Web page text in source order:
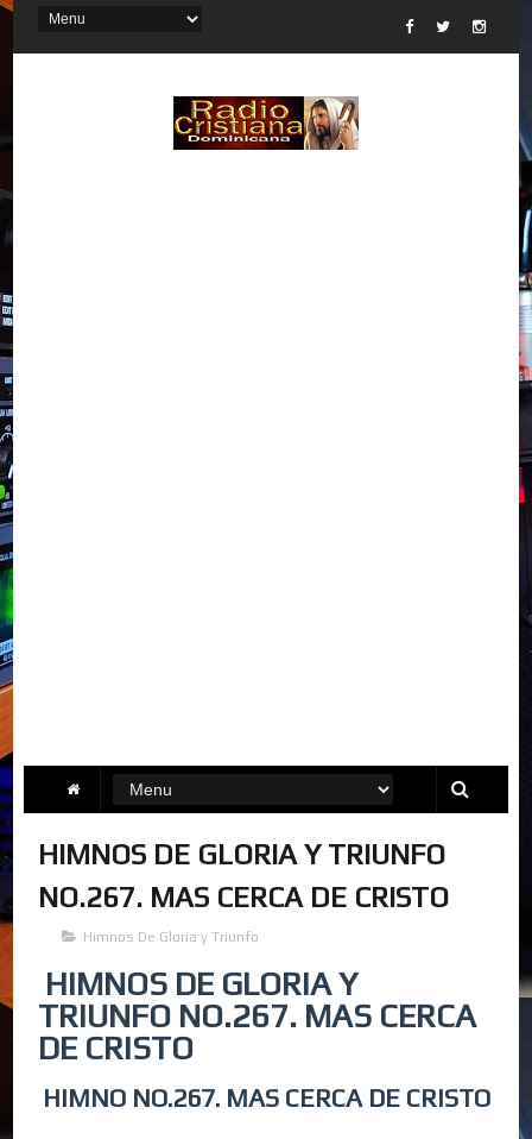
HIMNOS DE GLORIA Y TRIUNFO
NO.267. MAS CERCA DE CRISTO
Himnos De Gloria y Triunfo
HIMNOS DE GLORIA Y
TRIUNFO NO.267. MAS CERCA
DE CRISTO
HIMNO NO.267. MAS CERCA DE CRISTO